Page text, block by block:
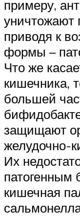
примеру,
уничтожают
приводя к
формы –
Что же
кишечника,
большей
защищают
желудочно-
Их
патогенным
кишечная